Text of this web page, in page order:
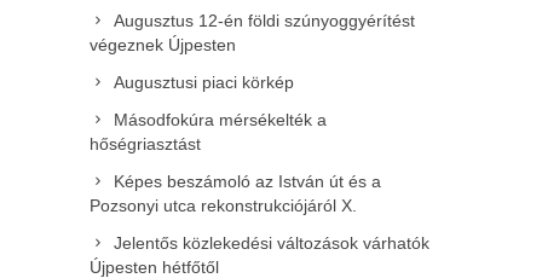
Augusztus 12-én földi szúnyoggyérítést
végeznek Újpesten
Augusztusi piaci körkép
Másodfokúra mérsékelték a
hőségriasztást
Képes beszámoló az István út és a
Pozsonyi utca rekonstrukciójáról X.
Jelentős közlekedési változások várhatók
Újpesten hétfőtől